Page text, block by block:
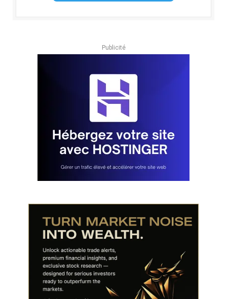
Publicité